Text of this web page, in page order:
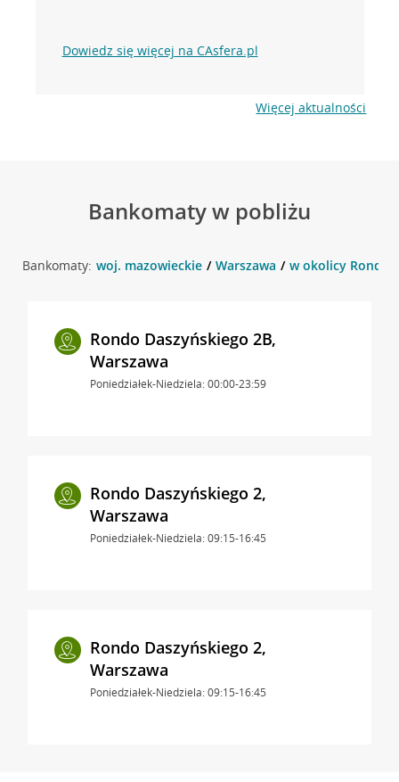
Dowiedz się więcej na CAsfera.pl
Więcej aktualności
Bankomaty w pobliżu
Bankomaty: woj. mazowieckie Warszawa w okolicy Rondo
Rondo Daszyńskiego 2B,
Warszawa
Poniedziałek-Niedziela: 00:00-23:59
Rondo Daszyńskiego 2,
Warszawa
Poniedziałek-Niedziela: 09:15-16:45
Rondo Daszyńskiego 2,
Warszawa
Poniedziałek-Niedziela: 09:15-16:45